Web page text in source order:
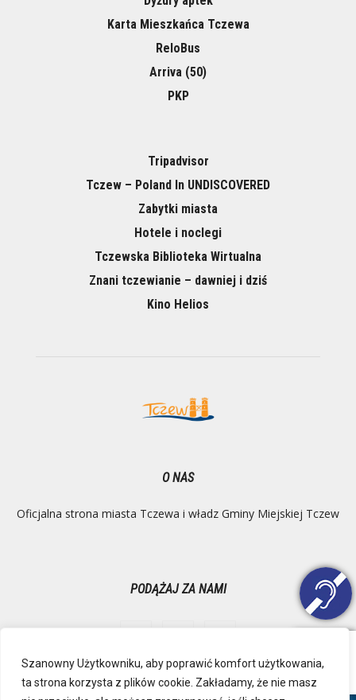
Szanowny Użytkowniku, aby poprawić komfort użytkowania,
ta strona korzysta z plików cookie. Zakładamy, że nie masz
Karta Mieszkańca Tczewa
ReloBus
Arriva (50)
PKP
Tripadvisor
Tczew – Poland In UNDISCOVERED
Zabytki miasta
Hotele i noclegi
Tczewska Biblioteka Wirtualna
Znani tczewianie – dawniej i dziś
Kino Helios
O NAS
Oficjalna strona miasta Tczewa i władz Gminy Miejskiej Tczew
PODĄŻAJ ZA NAMI
Ochrona danych osobowych Inspektor Danych Osobowych